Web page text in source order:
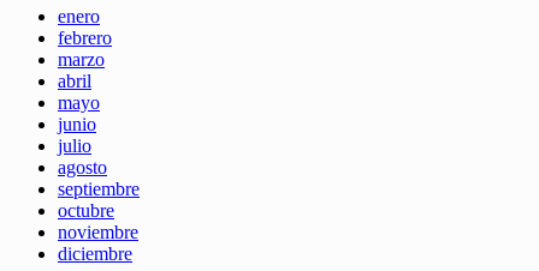
enero
febrero
marzo
abril
mayo
junio
julio
agosto
septiembre
octubre
noviembre
diciembre